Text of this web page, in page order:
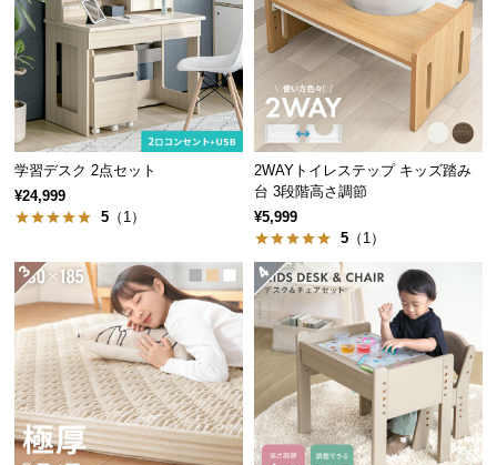
中
配
送
に
つ
て
小
型
商
品
の
配
学習デスク 2点セット
¥24,999
5 （1）
2WAYトイレステップ キッズ踏み
台 3段階高さ調節
¥5,999
5 （1）